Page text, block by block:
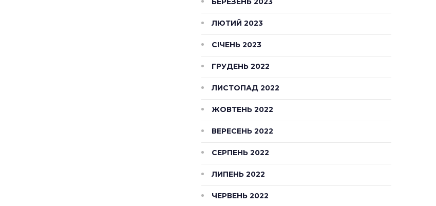
ЛЮТИЙ 2023
СІЧЕНЬ 2023
ГРУДЕНЬ 2022
ЛИСТОПАД 2022
ЖОВТЕНЬ 2022
ВЕРЕСЕНЬ 2022
СЕРПЕНЬ 2022
ЛИПЕНЬ 2022
ЧЕРВЕНЬ 2022